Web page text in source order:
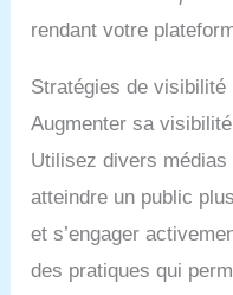
rendant votre
Stratégies de visibilité
Augmenter sa
Utilisez divers
atteindre un public
et s’engager
des pratiques qui